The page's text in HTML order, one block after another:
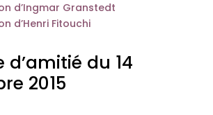
d’Ingmar Granstedt
d’Henri Fitouchi
d’amitié du 14
2015